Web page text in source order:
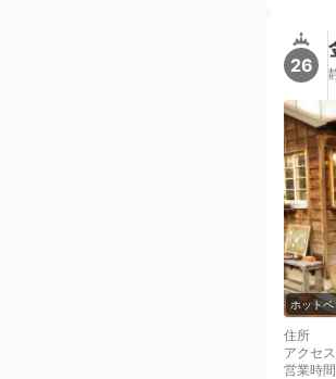
26
ホット
住所
アクセス
営業時間